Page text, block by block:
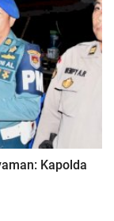
Kapolda